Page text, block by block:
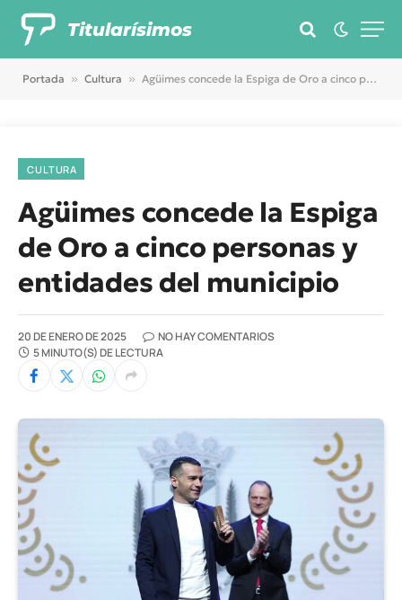
Titularísimos
Portada » Cultura » Agüimes concede la Espiga de Oro a cinco personas y entidades del municipio
CULTURA
Agüimes concede la Espiga
de Oro a cinco personas y
entidades del municipio
20 DE ENERO DE 2025
NO HAY COMENTARIOS
5 MINUTO(S) DE LECTURA